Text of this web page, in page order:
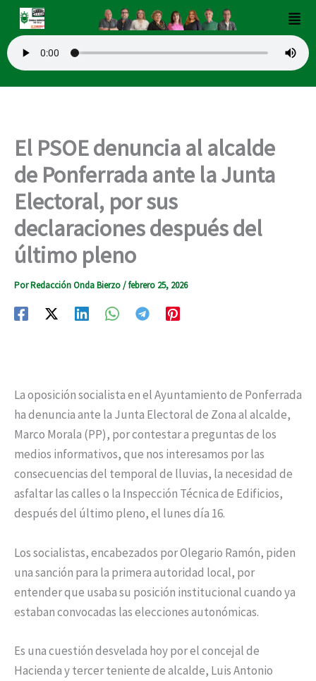
contenido
El PSOE denuncia al alcalde
de Ponferrada ante la Junta
Electoral, por sus
declaraciones después del
último pleno
PorRedacción Onda Bierzo/febrero 25, 2026
La oposición socialista en el Ayuntamiento de Ponferrada
ha denuncia ante la Junta Electoral de Zona al alcalde,
Marco Morala (PP), por contestar a preguntas de los
medios informativos, que nos interesamos por las
consecuencias del temporal de lluvias, la necesidad de
asfaltar las calles o la Inspección Técnica de Edificios,
después del último pleno, el lunes día 16.
Los socialistas, encabezados por Olegario Ramón, piden
una sanción para la primera autoridad local, por
entender que usaba su posición institucional cuando ya
estaban convocadas las elecciones autonómicas.
Es una cuestión desvelada hoy por el concejal de
Hacienda y tercer teniente de alcalde, Luis Antonio